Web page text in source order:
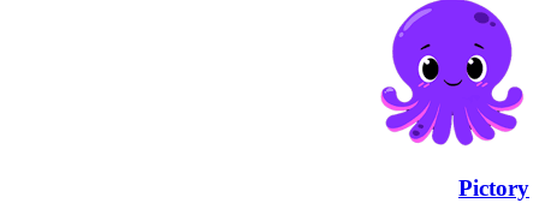
Pictory